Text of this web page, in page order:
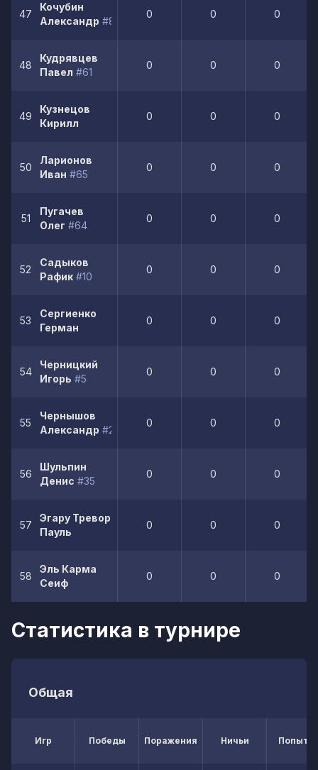
47
Кочубин
Александр #88
0 0 0
48
Кудрявцев
Павел #61
0 0 0
49
Кузнецов
Кирилл
0 0 0
50
Ларионов
Иван #65
0 0 0
51
Пугачев
Олег #64
0 0 0
52
Садыков
Рафик #10
0 0 0
53
Сергиенко
Герман
0 0 0
54
Черницкий
Игорь #5
0 0 0
55
Чернышов
Александр #23
0 0 0
56
Шульпин
Денис #35
0 0 0
57
Эгару Тревор
Пауль
0 0 0
58
Эль Карма
Сеиф
0 0 0
Статистика в турнире
Общая
Игр Победы Поражения Ничьи